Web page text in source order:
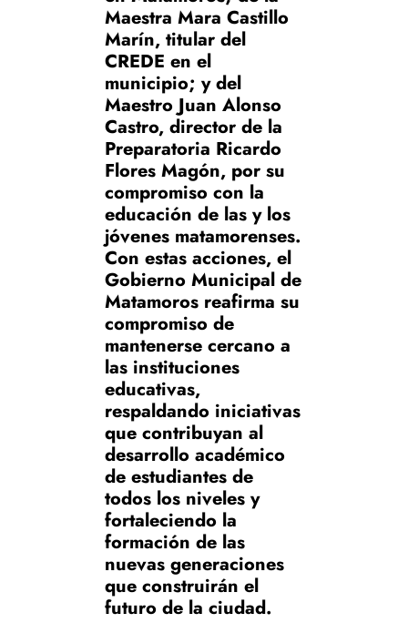
Maestra Mara Castillo
Marín, titular del
CREDE en el
municipio; y del
Maestro Juan Alonso
Castro, director de la
Preparatoria Ricardo
Flores Magón, por su
compromiso con la
educación de las y los
jóvenes matamorenses.
Con estas acciones, el
Gobierno Municipal de
Matamoros reafirma su
compromiso de
mantenerse cercano a
las instituciones
educativas,
respaldando iniciativas
que contribuyan al
desarrollo académico
de estudiantes de
todos los niveles y
fortaleciendo la
formación de las
nuevas generaciones
que construirán el
futuro de la ciudad.